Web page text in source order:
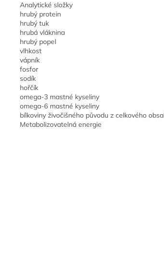
Analytické složky
hrubý protein
hrubý tuk
hrubá vláknina
hrubý popel
vlhkost
vápník
fosfor
sodík
hořčík
omega-3 mastné kyseliny
omega-6 mastné kyseliny
bílkoviny živočišného původu z celkového
Metabolizovatelná energie